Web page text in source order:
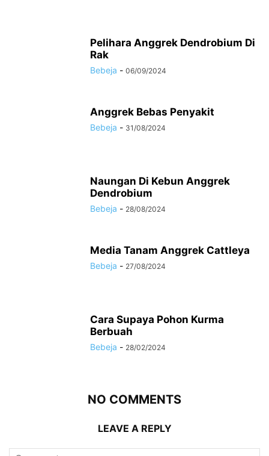
Pelihara Anggrek Dendrobium Di
Rak
Bebeja - 06/09/2024
Anggrek Bebas Penyakit
Bebeja - 31/08/2024
Naungan Di Kebun Anggrek
Dendrobium
Bebeja - 28/08/2024
Media Tanam Anggrek Cattleya
Bebeja - 27/08/2024
Cara Supaya Pohon Kurma
Berbuah
Bebeja - 28/02/2024
NO COMMENTS
LEAVE A REPLY